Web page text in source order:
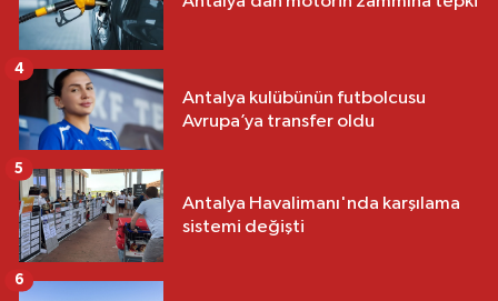
Antalya kulübünün futbolcusu
Avrupa’ya transfer oldu
4
Antalya Havalimanı'nda karşılama
sistemi değişti
5
6